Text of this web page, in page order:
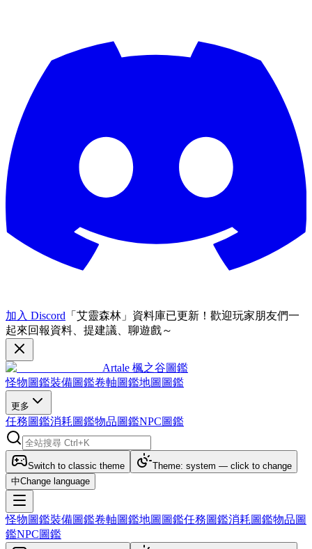
加入 Discord 「艾靈森林」資料庫已更新！歡迎玩家朋友們一
起來回報資料、提建議、聊遊戲～
Artale 楓之谷圖鑑
怪物圖鑑裝備圖鑑卷軸圖鑑地圖圖鑑
更多
任務圖鑑消耗圖鑑物品圖鑑NPC圖鑑
Switch to classic theme
Theme: system — click to change
中Change language
怪物圖鑑裝備圖鑑卷軸圖鑑地圖圖鑑任務圖鑑消耗圖鑑物品圖
鑑NPC圖鑑